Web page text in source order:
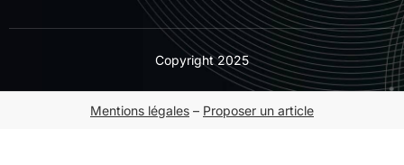
Copyright2025
Mentions légales – Proposer un article